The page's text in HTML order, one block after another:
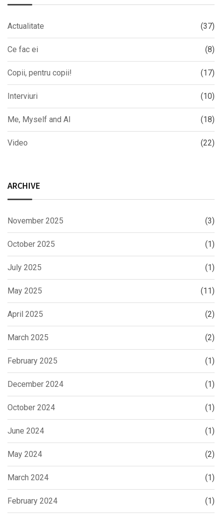
Actualitate (37)
Ce fac ei (8)
Copii, pentru copii! (17)
Interviuri (10)
Me, Myself and AI (18)
Video (22)
ARCHIVE
November 2025 (3)
October 2025 (1)
July 2025 (1)
May 2025 (11)
April 2025 (2)
March 2025 (2)
February 2025 (1)
December 2024 (1)
October 2024 (1)
June 2024 (1)
May 2024 (2)
March 2024 (1)
February 2024 (1)